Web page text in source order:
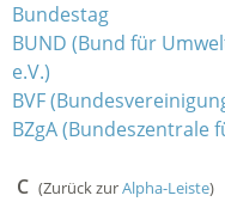
Bundestag
BUND (Bund für
e.V.)
BVF
BZgA (Bundeszentrale
C (Zurück zurAlpha-Leiste)